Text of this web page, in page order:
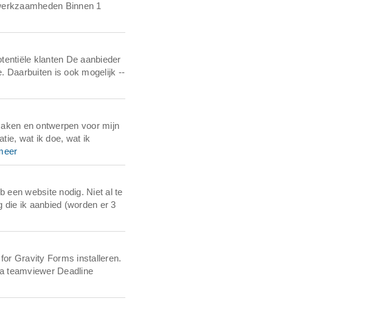
Binnen 1
klanten De aanbieder
Daarbuiten is ook mogelijk --
en ontwerpen voor mijn
wat ik doe, wat ik
een website nodig. Niet al te
die ik aanbied (worden er 3
Gravity Forms installeren.
teamviewer Deadline